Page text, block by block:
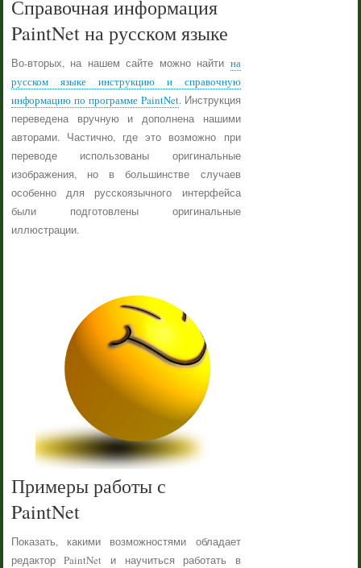
Справочная информация
PaintNet на русском языке
Во-вторых, на нашем сайте можно найти на
русском языке инструкцию и справочную
информацию по программе PaintNet. Инструкция
переведена вручную и дополнена нашими
авторами. Частично, где это возможно при
переводе использованы оригинальные
изображения, но в большинстве случаев
особенно для русскоязычного интерфейса
были подготовлены оригинальные
иллюстрации.
Примеры работы с
PaintNet
Показать, какими возможностями обладает
редактор PaintNet и научиться работать в